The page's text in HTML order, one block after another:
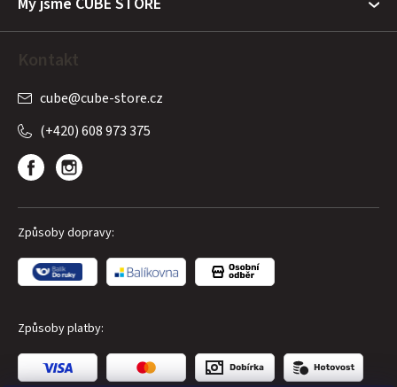
Kontakt
cube@cube-store.cz
(+420) 608 973 375
Způsoby dopravy:
Způsoby platby: